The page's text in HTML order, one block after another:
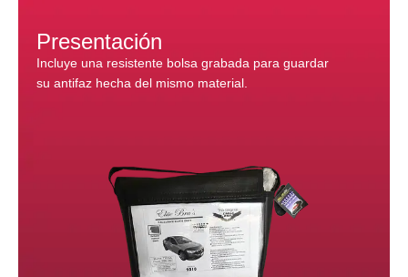
Presentación
Incluye una resistente bolsa grabada para guardar
su antifaz hecha del mismo material.